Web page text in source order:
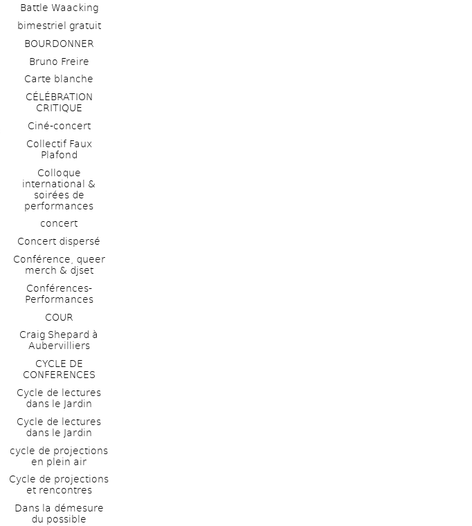
Battle Waacking
bimestriel gratuit
BOURDONNER
Bruno Freire
Carte blanche
CÉLÉBRATION
CRITIQUE
Ciné-concert
Collectif Faux
Plafond
Colloque
international &
soirées de
performances
concert
Concert dispersé
Conférence, queer
merch & djset
Conférences-
Performances
COUR
Craig Shepard à
Aubervilliers
CYCLE DE
CONFERENCES
Cycle de lectures
dans le Jardin
Cycle de lectures
dans le Jardin
cycle de projections
en plein air
Cycle de projections
et rencontres
Dans la démesure
du possible